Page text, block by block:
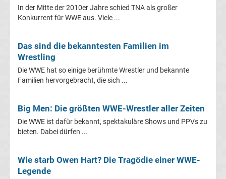
Tabelle
1
Ergebnisse
Ligue
1
Tabelle
In der Mitte der 2010er Jahre schied TNA als großer
Konkurrent für WWE aus. Viele ...
Das sind die bekanntesten Familien im
Wrestling
Die WWE hat so einige berühmte Wrestler und bekannte
Familien hervorgebracht, die sich ...
Big Men: Die größten WWE-Wrestler aller Zeiten
Die WWE ist dafür bekannt, spektakuläre Shows und PPVs zu
bieten. Dabei dürfen ...
Wie starb Owen Hart? Die Tragödie einer WWE-
Legende